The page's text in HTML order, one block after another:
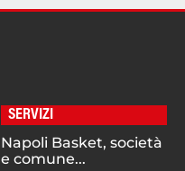
SERVIZI
Napoli Basket, società
e comune...